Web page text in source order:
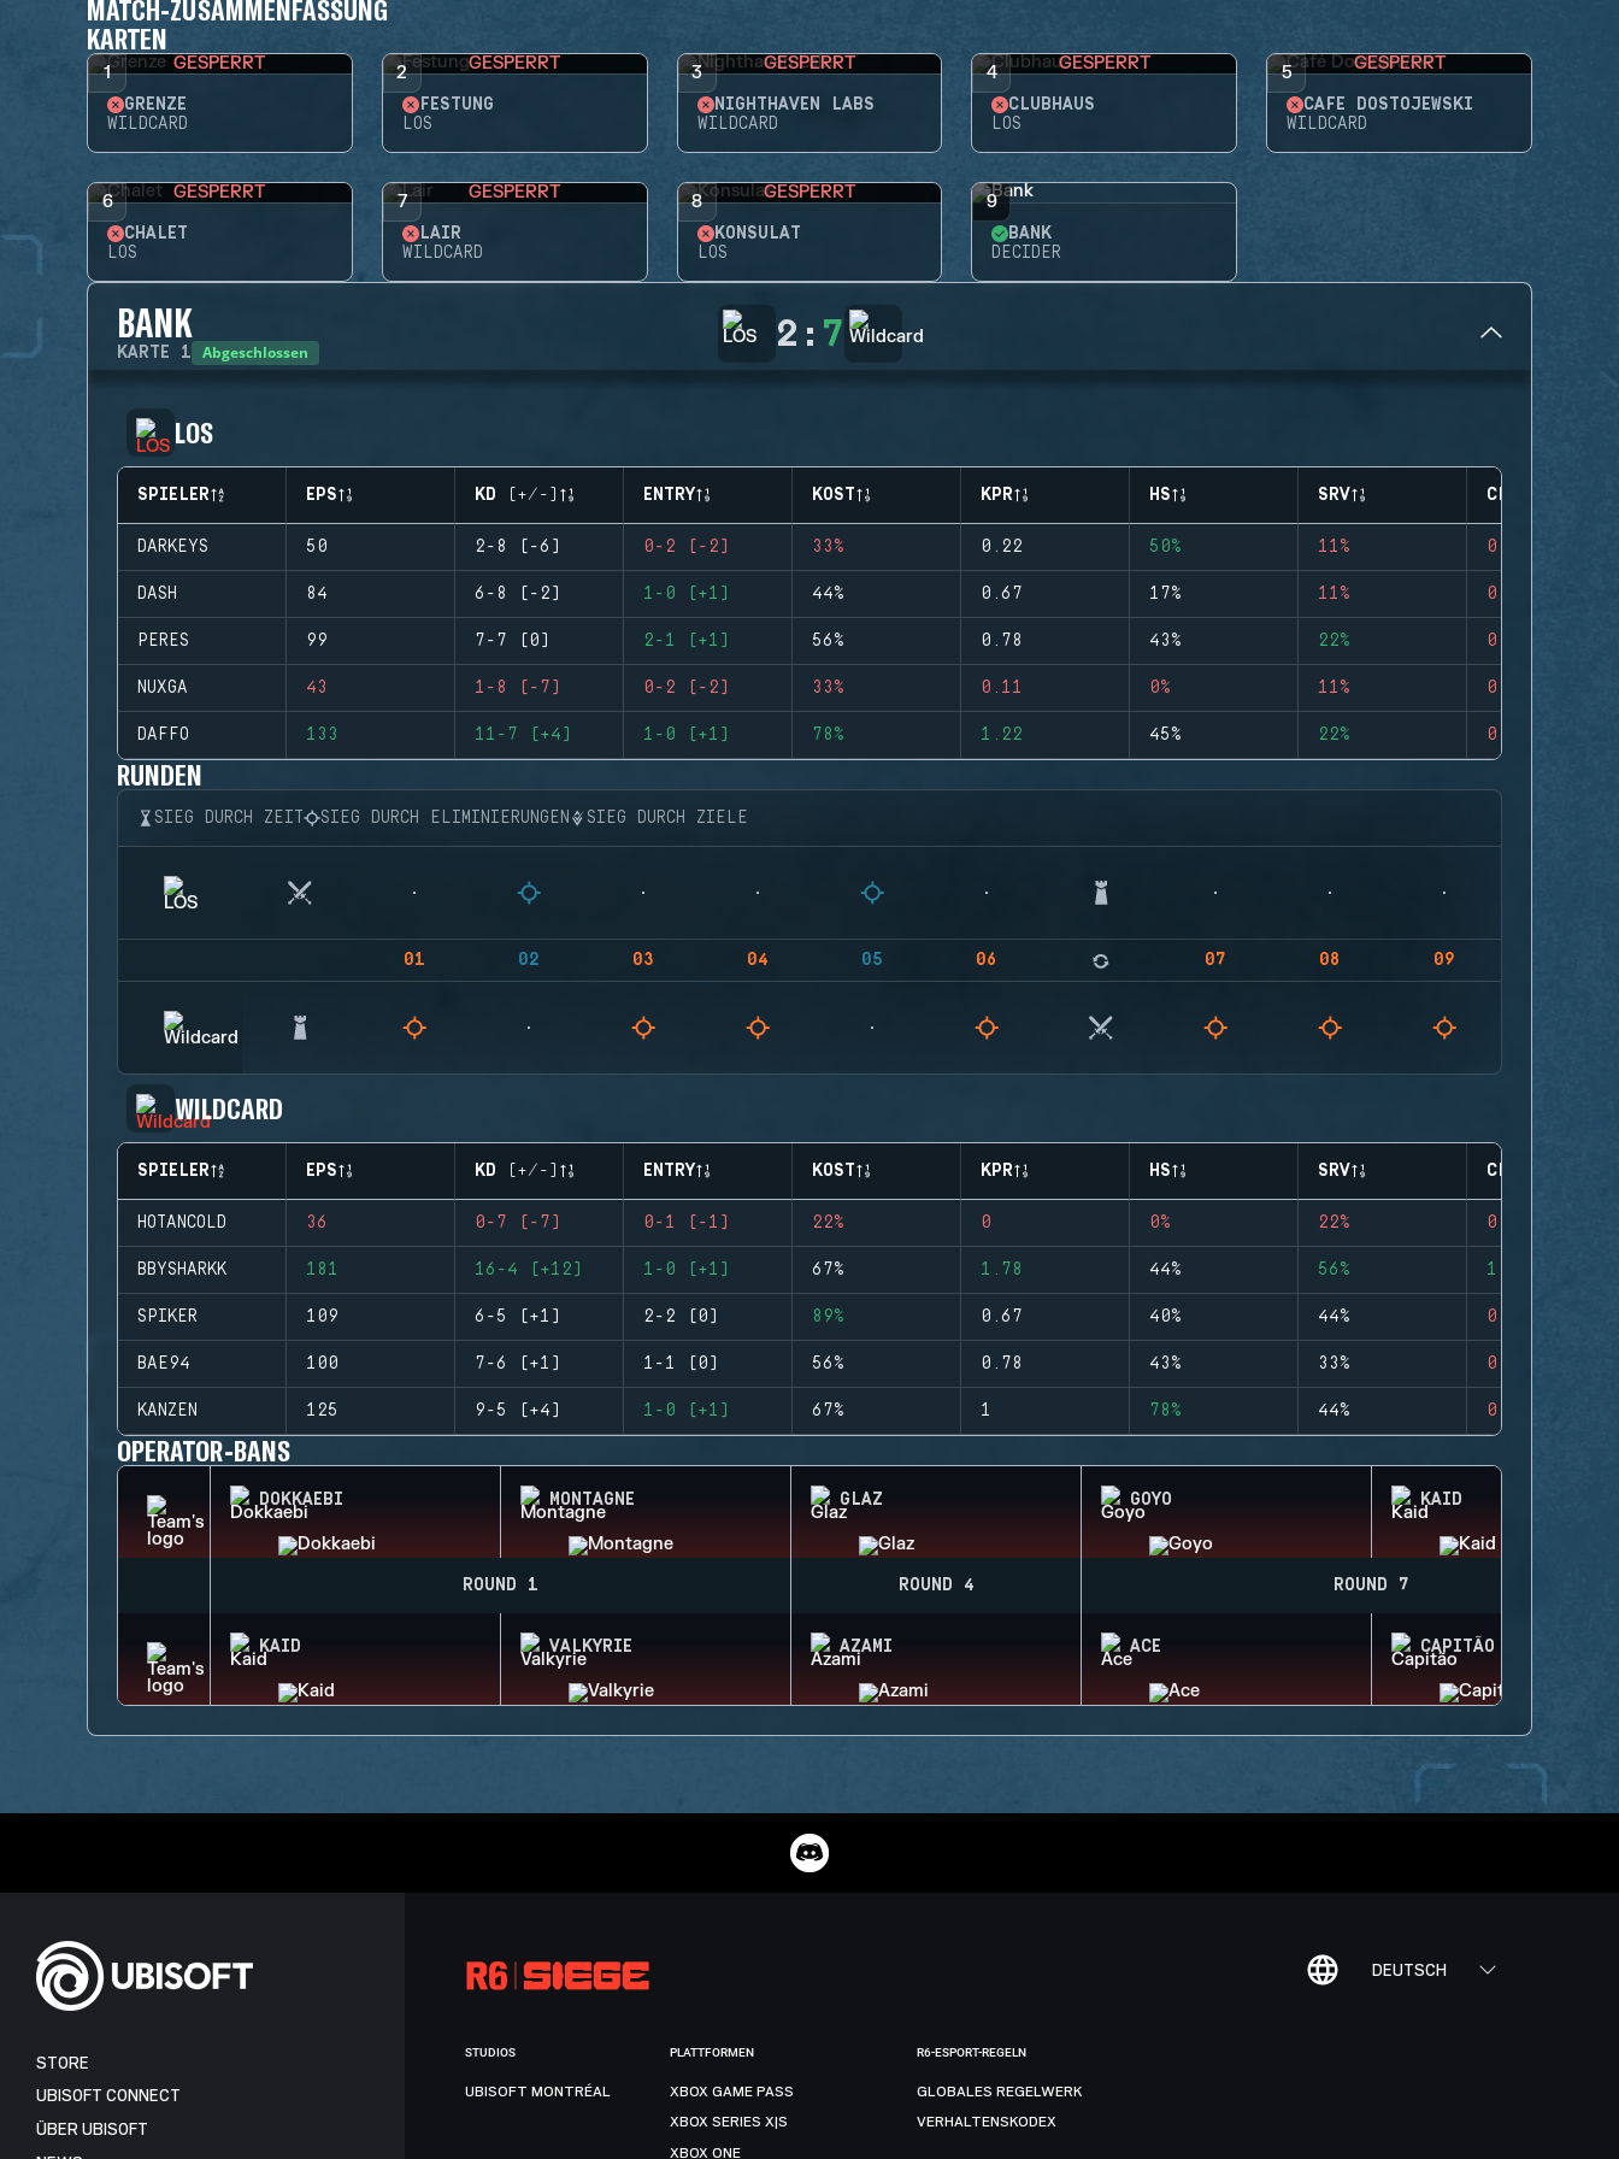
MATCH-ZUSAMMENFASSUNG
KARTEN
1 GESPERRT
GRENZE
WILDCARD
2 GESPERRT
FESTUNG
LOS
3 GESPERRT
NIGHTHAVEN LABS
WILDCARD
4 GESPERRT
CLUBHAUS
LOS
5 GESPERRT
CAFÉ DOSTOJEWSKI
WILDCARD
6 GESPERRT
CHALET
LOS
7 GESPERRT
LAIR
WILDCARD
8 GESPERRT
KONSULAT
LOS
9
BANK
DECIDER
BANK
KARTE 1 Abgeschlossen 2 : 7
LOS
SPIELER EPS KD (+/-) ENTRY KOST KPR HS SRV CLUTCHES
DARKEYS 50 2-8 (-6) 0-2 (-2) 33% 0.22 50% 11% 0
DASH 84 6-8 (-2) 1-0 (+1) 44% 0.67 17% 11% 0
PERES 99 7-7 (0) 2-1 (+1) 56% 0.78 43% 22% 0
NUXGA 43 1-8 (-7) 0-2 (-2) 33% 0.11 0% 11% 0
DAFFO 133 11-7 (+4) 1-0 (+1) 78% 1.22 45% 22% 0
RUNDEN
SIEG DURCH ZEIT SIEG DURCH ELIMINIERUNGEN SIEG DURCH ZIELE
01 02 03 04 05 06 07 08 09
WILDCARD
SPIELER EPS KD (+/-) ENTRY KOST KPR HS SRV CLUTCHES
HOTANCOLD 36 0-7 (-7) 0-1 (-1) 22% 0 0% 22% 0
BBYSHARKK 181 16-4 (+12) 1-0 (+1) 67% 1.78 44% 56% 1
SPIKER 109 6-5 (+1) 2-2 (0) 89% 0.67 40% 44% 0
BAE94 100 7-6 (+1) 1-1 (0) 56% 0.78 43% 33% 0
KANZEN 125 9-5 (+4) 1-0 (+1) 67% 1 78% 44% 0
OPERATOR-BANS
DOKKAEBI MONTAGNE GLAZ GOYO KAID
ROUND 1 ROUND 4 ROUND 7
KAID VALKYRIE AZAMI ACE CAPITÃO
DEUTSCH
STORE
UBISOFT CONNECT
ÜBER UBISOFT
STUDIOS
UBISOFT MONTRÉAL
PLATTFORMEN
XBOX GAME PASS
XBOX SERIES X|S
XBOX ONE
R6-ESPORT-REGELN
GLOBALES REGELWERK
VERHALTENSKODEX